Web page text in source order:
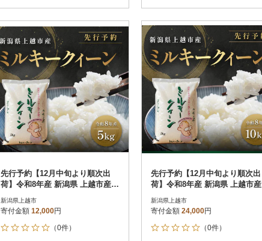
先行予約【12月中旬より順次出
荷】令和8年産 新潟県 上越市産
新潟県上越市
寄付金額 12,000円
（0件）
先行予約【12月中旬より順次出
荷】令和8年産 新潟県 上越市産
新潟県上越市
寄付金額 24,000円
（0件）